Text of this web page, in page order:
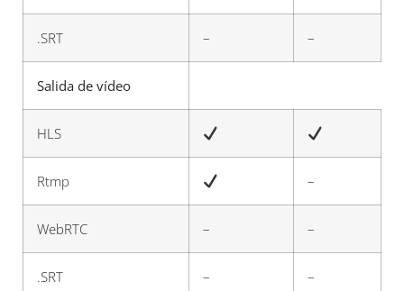
.SRT – –
Salida de vídeo
HLS
Rtmp –
WebRTC – –
.SRT – –